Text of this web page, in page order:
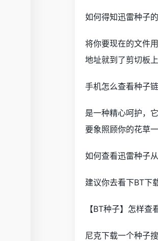
如何得知迅雷种子
将你要现在的文件
地址就到了剪切板上
手机怎么查看种子
是一种精心呵护，
要象照顾你的花草
如何查看迅雷种子
建议你去看下BT下
【BT种子】怎样查
尼克下载一个种子